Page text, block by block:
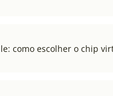
como escolher o chip